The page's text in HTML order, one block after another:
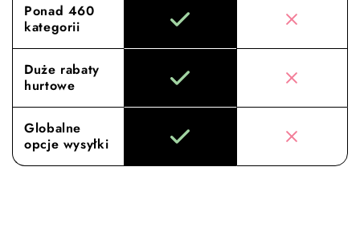
Ponad 460
kategorii
Duże rabaty
hurtowe
Globalne
opcje wysyłki